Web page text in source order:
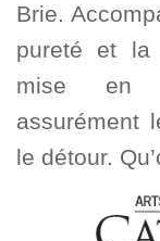
Brie.
pureté et la
mise en
assurément
le détour.